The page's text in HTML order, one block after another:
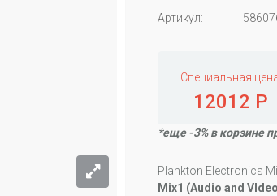
Артикул:
Специальная
12012 Р
*еще -3% в корзине
Plankton Electronics
Mix1 (Audio and